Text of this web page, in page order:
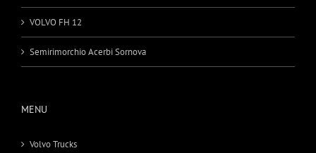
VOLVO FH 12
Semirimorchio Acerbi Sornova
MENU
Volvo Trucks